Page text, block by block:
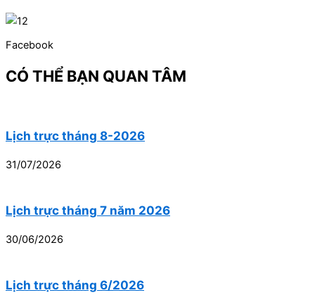
Facebook
CÓ THỂ BẠN QUAN TÂM
Lịch trực tháng 8-2026
31/07/2026
Lịch trực tháng 7 năm 2026
30/06/2026
Lịch trực tháng 6/2026